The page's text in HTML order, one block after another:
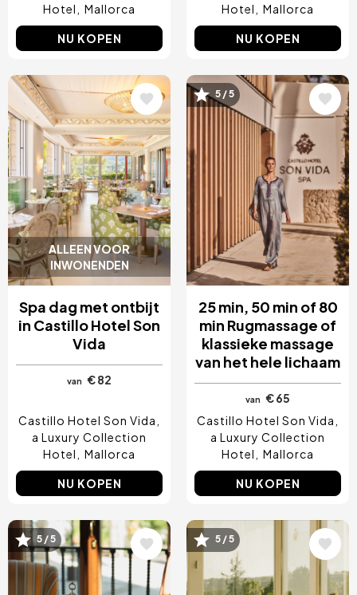
Hotel Mallorca
NU KOPEN
Hotel Mallorca
NU KOPEN
ALLEEN VOOR
INWONENDEN
Afbeelding
Spa dag met ontbijt
in Castillo Hotel Son
Vida
van € 82
Castillo Hotel Son Vida,
a Luxury Collection
Hotel
Mallorca
NU KOPEN
Afbeelding
5 / 5
25 min, 50 min of 80
min Rugmassage of
klassieke massage
van het hele lichaam
van
€ 65
Castillo Hotel Son Vida,
a Luxury Collection
Hotel
Mallorca
NU KOPEN
Afbeelding
5 / 5 Afbeelding
5 / 5